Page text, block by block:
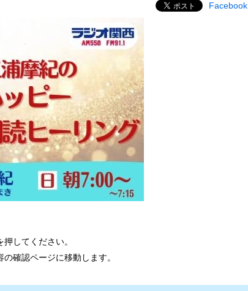
Facebook
してください。
確認ページに移動します。